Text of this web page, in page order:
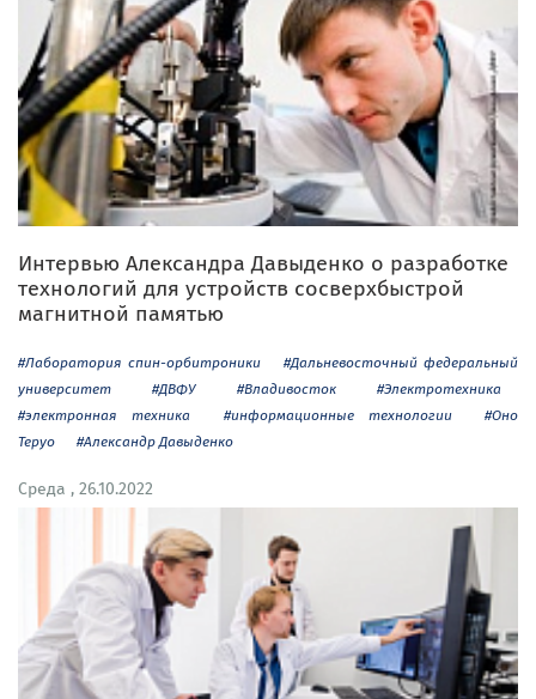
Интервью Александра Давыденко о разработке
технологий для устройств сосверхбыстрой
магнитной памятью
#Лаборатория спин-орбитроники
#Дальневосточный федеральный
университет
#ДВФУ #Владивосток
#Электротехника
#электронная техника
#информационные технологии
#Оно
Теруо
#Александр Давыденко
Среда , 26.10.2022